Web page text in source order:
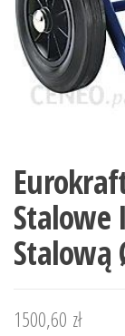
Stalowe
Stalową
1500,60 zł